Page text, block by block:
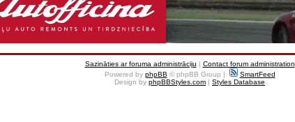
Sazināties ar foruma administrāciju | Contact forum administration
Powered by phpBB © phpBB Group |
SmartFeed
Design by phpBBStyles.com | Styles Database